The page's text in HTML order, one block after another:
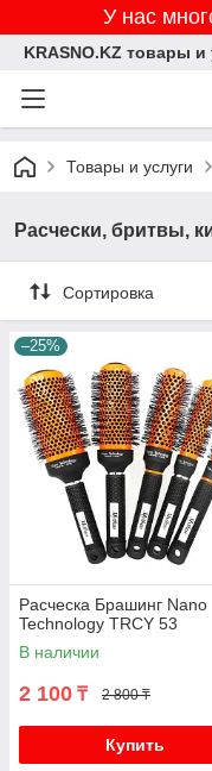
У нас
KRASNO.KZ товары
Товары и услуги
Расчески, бритвы,
Сортировка
–25%
Расческа Брашинг Nano
Technology TRCY 53
В наличии
2 100 ₸ 2 800 ₸
Купить